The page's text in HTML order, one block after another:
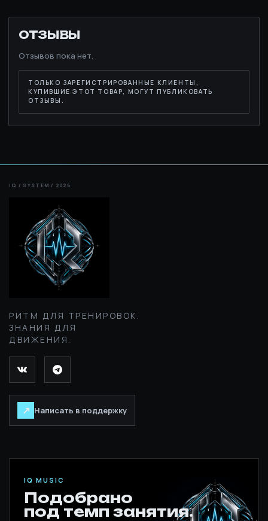
ОТЗЫВЫ
Отзывов пока нет.
ТОЛЬКО ЗАРЕГИСТРИРОВАННЫЕ КЛИЕНТЫ,
КУПИВШИЕ ЭТОТ ТОВАР, МОГУТ ПУБЛИКОВАТЬ
ОТЗЫВЫ.
РИТМ ДЛЯ ТРЕНИРОВОК.
ЗНАНИЯ ДЛЯ
ДВИЖЕНИЯ.
↗ Написать в поддержку
IQ MUSIC
Подобрано
под темп занятия.